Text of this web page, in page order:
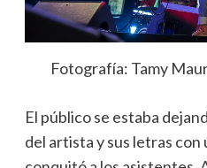
Fotografía: Tamy
El público se estaba
del artista y sus letras con